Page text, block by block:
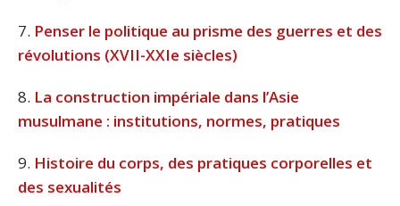
7. Penser le politique au prisme des guerres et des
révolutions (XVII-XXIe siècles)
8. La construction impériale dans l’Asie
musulmane : institutions, normes, pratiques
9. Histoire du corps, des pratiques corporelles et
des sexualités